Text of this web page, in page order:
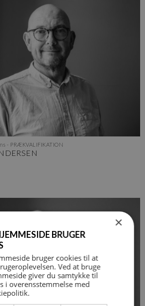
- PRÆKVALIFIKATION
×
BRUGER
bruger cookies til at
Ved at bruge
giver du samtykke til
i overensstemmelse med